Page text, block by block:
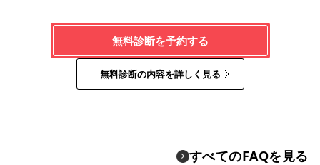
無料診断を予約する
無料診断の内容を詳しく見る
すべてのFAQを見る